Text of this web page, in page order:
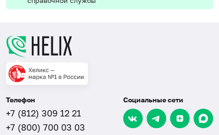
Телефон
+7 (812) 309 12 21
+7 (800) 700 03 03
Социальные сети